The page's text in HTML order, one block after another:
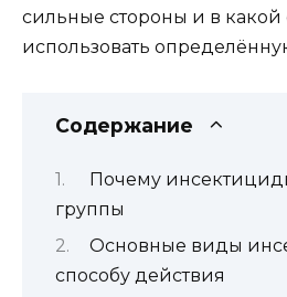
сильные стороны и в
использовать
Содержание
Почему
группы
Основные виды
способу действия